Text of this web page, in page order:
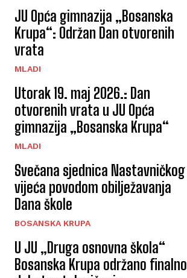
JU Opća gimnazija „Bosanska
Krupa“: Održan Dan otvorenih
vrata
MLADI
Utorak 19. maj 2026.: Dan
otvorenih vrata u JU Opća
gimnazija „Bosanska Krupa“
MLADI
Svečana sjednica Nastavničkog
vijeća povodom obilježavanja
Dana škole
BOSANSKA KRUPA
U JU „Druga osnovna škola“
Bosanska Krupa održano finalno